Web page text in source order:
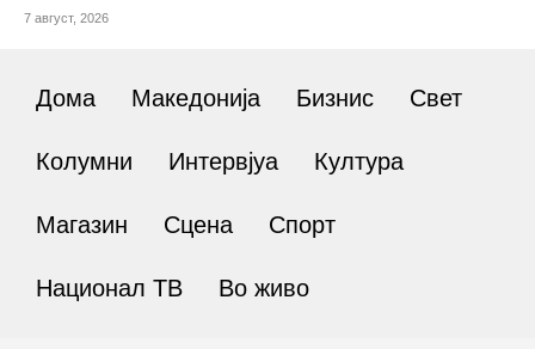
7 август, 2026
Дома Македонија Бизнис Свет
Колумни Интервјуа Култура
Магазин Сцена Спорт
Национал ТВ Во живо